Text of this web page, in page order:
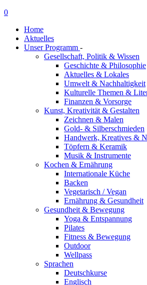
0
Home
Aktuelles
Unser Programm -
Gesellschaft, Politik & Wissen
Geschichte & Philosophie
Aktuelles & Lokales
Umwelt & Nachhaltigkeit
Kulturelle Themen &
Finanzen & Vorsorge
Kunst, Kreativität & Gestalten
Zeichnen & Malen
Gold- & Silberschmieden
Handwerk, Kreatives &
Töpfern & Keramik
Musik & Instrumente
Kochen & Ernährung
Internationale Küche
Backen
Vegetarisch / Vegan
Ernährung & Gesundheit
Gesundheit & Bewegung
Yoga & Entspannung
Pilates
Fitness & Bewegung
Outdoor
Wellpass
Sprachen
Deutschkurse
Englisch